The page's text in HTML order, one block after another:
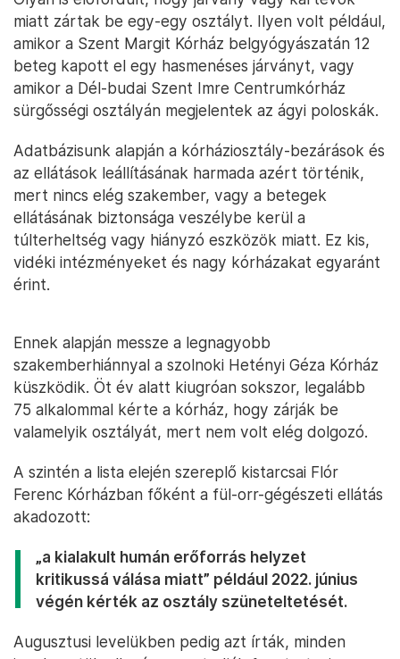
miatt zártak be egy-egy osztályt. Ilyen volt például,
amikor a Szent Margit Kórház belgyógyászatán 12
beteg kapott el egy hasmenéses járványt, vagy
amikor a Dél-budai Szent Imre Centrumkórház
sürgősségi osztályán megjelentek az ágyi poloskák.
Adatbázisunk alapján a kórháziosztály-bezárások és
az ellátások leállításának harmada azért történik,
mert nincs elég szakember, vagy a betegek
ellátásának biztonsága veszélybe kerül a
túlterheltség vagy hiányzó eszközök miatt. Ez kis,
vidéki intézményeket és nagy kórházakat egyaránt
érint.
Ennek alapján messze a legnagyobb
szakemberhiánnyal a szolnoki Hetényi Géza Kórház
küszködik. Öt év alatt kiugróan sokszor, legalább
75 alkalommal kérte a kórház, hogy zárják be
valamelyik osztályát, mert nem volt elég dolgozó.
A szintén a lista elején szereplő kistarcsai Flór
Ferenc Kórházban főként a fül-orr-gégészeti ellátás
akadozott:
„a kialakult humán erőforrás helyzet
kritikussá válása miatt” például 2022. június
végén kérték az osztály szüneteltetését.
Augusztusi levelükben pedig azt írták, minden